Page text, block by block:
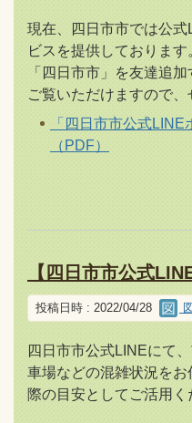
現在、四日市市では公
ビスを提供しております
「四日市市」を友達追
ご覧いただけますので、
「四日市市公式LINE
（PDF）
投稿日時 : 2022/04/28
四日市市公式LINEにて
車場などの混雑状況を
際の目安としてご活用く